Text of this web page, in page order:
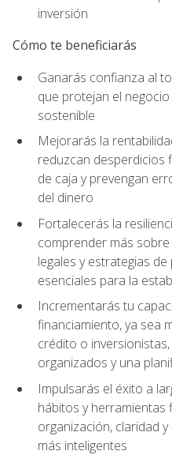
inversión
Cómo te beneficiarás
Ganarás confianza al
que protejan el
sostenible
Mejorarás la
reduzcan desperdicios
de caja y prevengan
del dinero
Fortalecerás la
comprender más
legales y estrategias
esenciales para la
Incrementarás tu
financiamiento, ya sea
crédito o
organizados y una
Impulsarás el éxito a
hábitos y herramientas
organización, claridad
más inteligentes